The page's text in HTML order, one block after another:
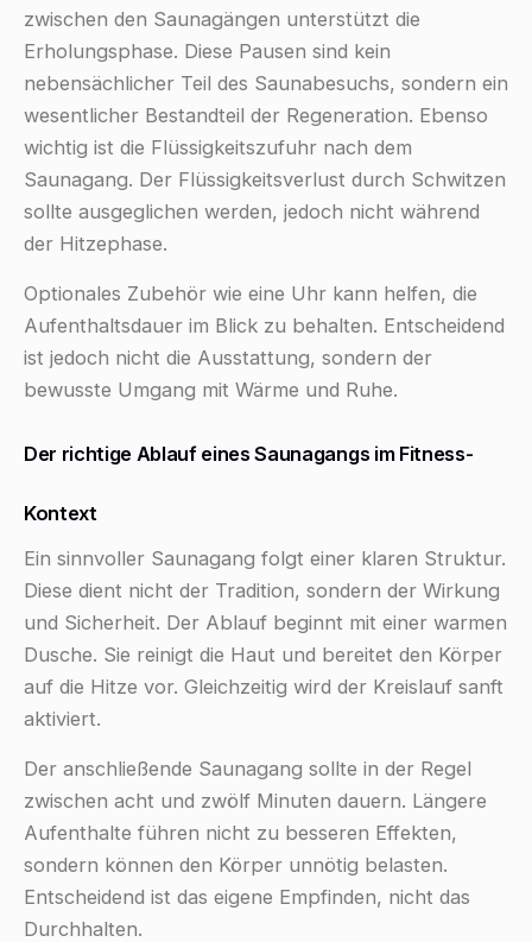
zwischen den Saunagängen unterstützt die
Erholungsphase. Diese Pausen sind kein
nebensächlicher Teil des Saunabesuchs, sondern ein
wesentlicher Bestandteil der Regeneration. Ebenso
wichtig ist die Flüssigkeitszufuhr nach dem
Saunagang. Der Flüssigkeitsverlust durch Schwitzen
sollte ausgeglichen werden, jedoch nicht während
der Hitzephase.
Optionales Zubehör wie eine Uhr kann helfen, die
Aufenthaltsdauer im Blick zu behalten. Entscheidend
ist jedoch nicht die Ausstattung, sondern der
bewusste Umgang mit Wärme und Ruhe.
Der richtige Ablauf eines Saunagangs im Fitness-
Kontext
Ein sinnvoller Saunagang folgt einer klaren Struktur.
Diese dient nicht der Tradition, sondern der Wirkung
und Sicherheit. Der Ablauf beginnt mit einer warmen
Dusche. Sie reinigt die Haut und bereitet den Körper
auf die Hitze vor. Gleichzeitig wird der Kreislauf sanft
aktiviert.
Der anschließende Saunagang sollte in der Regel
zwischen acht und zwölf Minuten dauern. Längere
Aufenthalte führen nicht zu besseren Effekten,
sondern können den Körper unnötig belasten.
Entscheidend ist das eigene Empfinden, nicht das
Durchhalten.